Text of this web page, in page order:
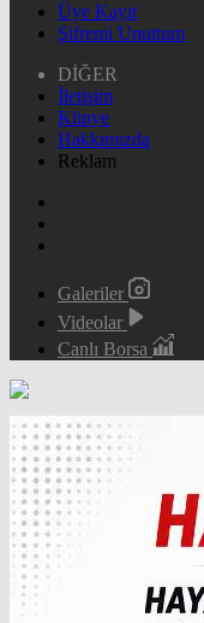
Üye Kayıt
Şifremi Unuttum
DİĞER
İletişim
Künye
Hakkımızda
Reklam
Galeriler
Videolar
Canlı Borsa